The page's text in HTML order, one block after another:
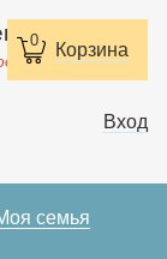
0 Корзина
спасется.
Вход
семья
0 Корзина